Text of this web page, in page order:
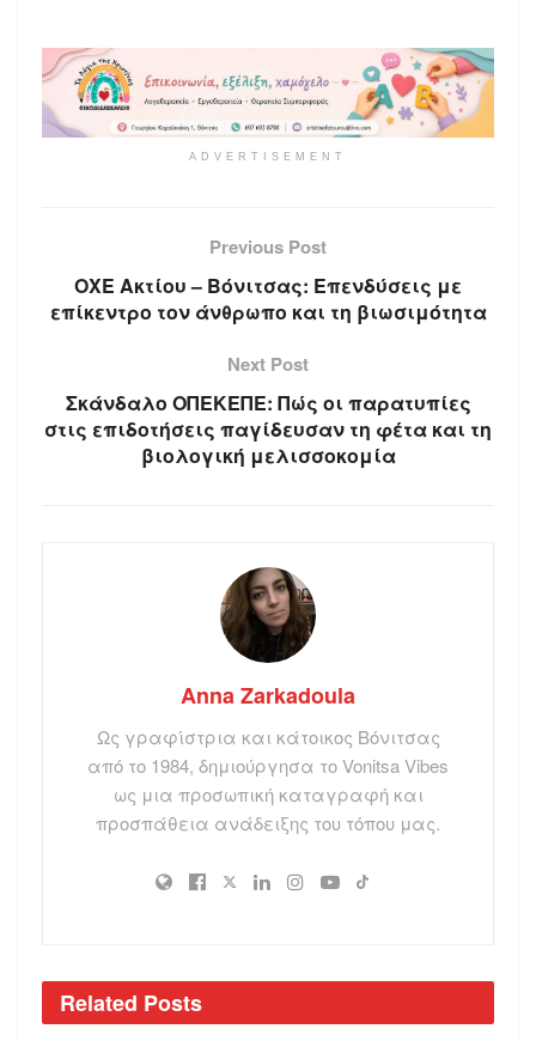
ADVERTISEMENT
Previous Post
ΟΧΕ Ακτίου – Βόνιτσας: Επενδύσεις με
επίκεντρο τον άνθρωπο και τη βιωσιμότητα
Next Post
Σκάνδαλο ΟΠΕΚΕΠΕ: Πώς οι παρατυπίες
στις επιδοτήσεις παγίδευσαν τη φέτα και τη
βιολογική μελισσοκομία
Anna Zarkadoula
Ως γραφίστρια και κάτοικος Βόνιτσας
από το 1984, δημιούργησα το Vonitsa Vibes
ως μια προσωπική καταγραφή και
προσπάθεια ανάδειξης του τόπου μας.
Related Posts